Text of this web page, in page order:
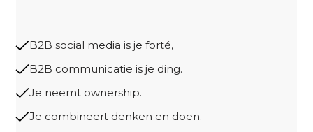
B2B social media is je forté,
B2B communicatie is je ding.
Je neemt ownership.
Je combineert denken en doen.